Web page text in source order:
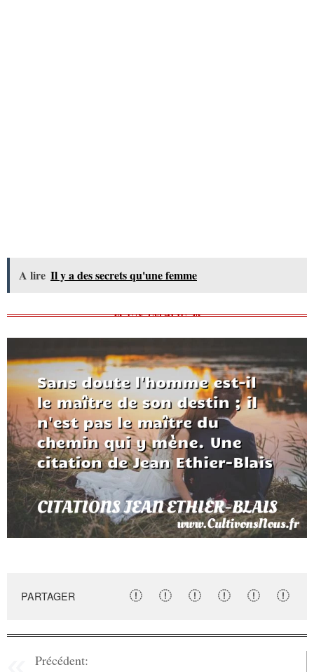
A lire Il y a des secrets qu'une femme
PARTAGER
Précédent: